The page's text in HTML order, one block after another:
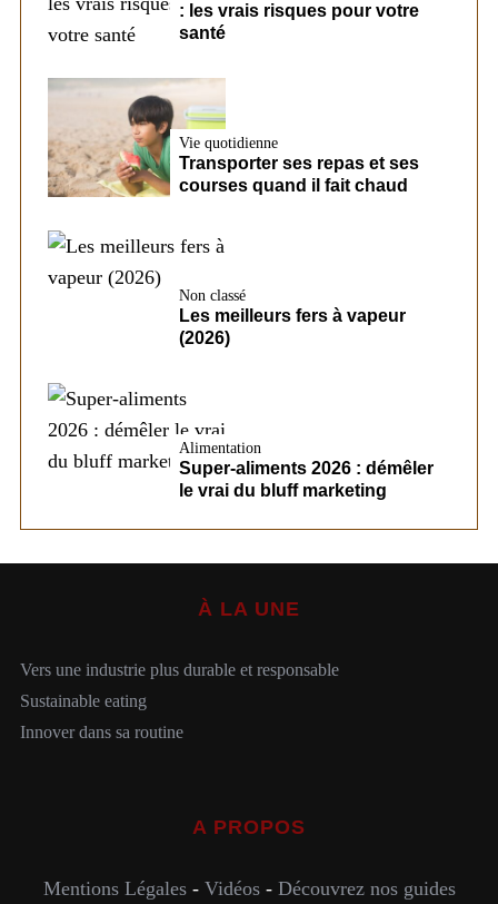
: les vrais risques pour votre
santé
Vie quotidienne
Transporter ses repas et ses
courses quand il fait chaud
Non classé
Les meilleurs fers à vapeur
(2026)
Alimentation
Super-aliments 2026 : démêler
le vrai du bluff marketing
À LA UNE
Vers une industrie plus durable et responsable
Sustainable eating
Innover dans sa routine
A PROPOS
Mentions Légales- Vidéos- Découvrez nos guides